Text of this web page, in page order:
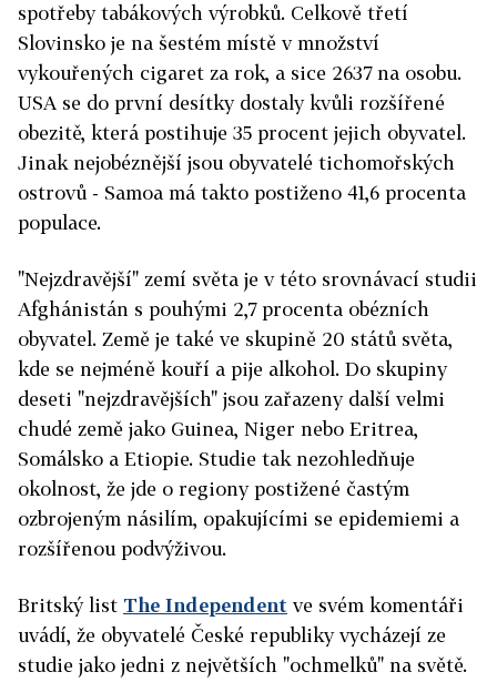
spotřeby tabákových výrobků. Celkově třetí
Slovinsko je na šestém místě v množství
vykouřených cigaret za rok, a sice 2637 na osobu.
USA se do první desítky dostaly kvůli rozšířené
obezitě, která postihuje 35 procent jejich obyvatel.
Jinak nejobéznější jsou obyvatelé tichomořských
ostrovů - Samoa má takto postiženo 41,6 procenta
populace.
"Nejzdravější" zemí světa je v této srovnávací studii
Afghánistán s pouhými 2,7 procenta obézních
obyvatel. Země je také ve skupině 20 států světa,
kde se nejméně kouří a pije alkohol. Do skupiny
deseti "nejzdravějších" jsou zařazeny další velmi
chudé země jako Guinea, Niger nebo Eritrea,
Somálsko a Etiopie. Studie tak nezohledňuje
okolnost, že jde o regiony postižené častým
ozbrojeným násilím, opakujícími se epidemiemi a
rozšířenou podvýživou.
Britský list The Independent ve svém komentáři
uvádí, že obyvatelé České republiky vycházejí ze
studie jako jedni z největších "ochmelků" na světě.